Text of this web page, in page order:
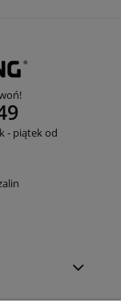
- piątek od